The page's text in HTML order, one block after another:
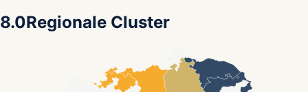
8.0Regionale Cluster